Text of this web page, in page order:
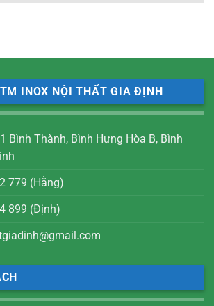
INOX NỘI THẤT GIA ĐỊNH
Bình Thành, Bình Hưng Hòa B, Bình
779 (Hằng)
899 (Định)